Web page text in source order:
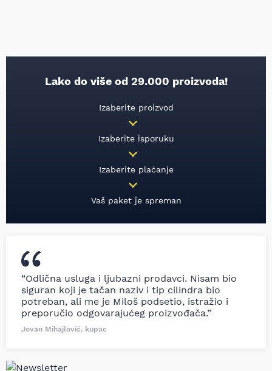
Lako do više od 29.000 proizvoda!
Izaberite proizvod
Izaberite isporuku
Izaberite plaćanje
Vaš paket je spreman
“Odlična usluga i ljubazni prodavci. Nisam bio
siguran koji je tačan naziv i tip cilindra bio
potreban, ali me je Miloš podsetio, istražio i
preporučio odgovarajućeg proizvođača.”
Jovan Mihajlović, kupac